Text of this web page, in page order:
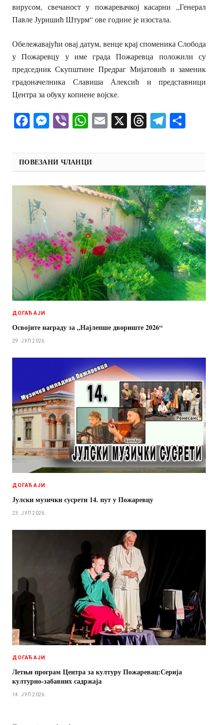
вирусом, свечаност у пожаревачкој касарни „Генерал
Павле Јуришић Штурм“ ове године је изостала.
Обележавајући овај датум, венце крај споменика Слобода
у Пожаревцу у име града Пожаревца положили су
председник Скупштине Предраг Мијатовић и заменик
градоначелника Славиша Алексић и представници
Центра за обуку копнене војске.
Facebook
Messenger
ViberWhatsApp
Email
X Threads
ПОВЕЗАНИ ЧЛАНЦИ
ДОГАЂАЈИ
Освојите награду за „Најлепше двориште 2026“
29. ЈУЛ 2026.
ДОГАЂАЈИ
Јулски музички сусрети 14. пут у Пожаревцу
23. ЈУЛ 2026.
ДОГАЂАЈИ
Летњи програм Центра за културу Пожаревац:Серија
културно-забавних садржаја
14. ЈУЛ 2026.